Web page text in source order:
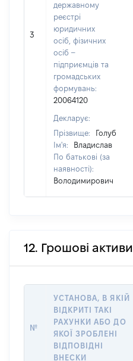
3
державному
реєстрі
юридичних
осіб, фізичних
осіб –
підприємців та
громадських
формувань:
20064120
Декларує:
Прізвище:
Голуб
Ім'я:
Владислав
По батькові (за
наявності):
Володимирович
12. Грошові активи
№
УСТАНОВА, В ЯКІЙ
ВІДКРИТІ ТАКІ
РАХУНКИ АБО ДО
ЯКОЇ ЗРОБЛЕНІ
ВІДПОВІДНІ
ВНЕСКИ